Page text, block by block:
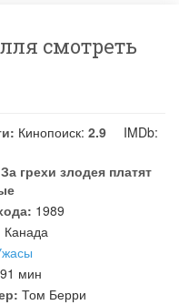
смотреть
Кинопоиск: 2.9
IMDb:
За грехи злодея платят
1989
Канада
91 мин
Том Берри